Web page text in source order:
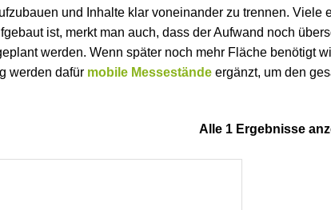
und Inhalte klar voneinander zu trennen.
ist, merkt man auch, dass der Aufwand noch
werden. Wenn später noch mehr Fläche benötigt
werden dafür mobile Messeständeergänzt, um den
Alle 1 Ergebnisse